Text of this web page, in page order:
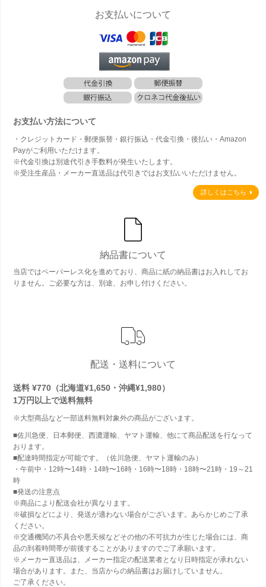
お支払いについて
お支払い方法について
・クレジットカード・郵便振替・銀行振込・代金引換・後払い・Amazon
Payがご利用いただけます。
※代金引換は別途代引き手数料が発生いたします。
※受注生産品・メーカー直送品は代引きではお支払いいただけません。
詳しくはこちら
納品書について
当店ではペーパーレス化を進めており、商品に紙の納品書はお入れしてお
りません。ご必要な方は、別途、お申し付けください。
配送・送料について
送料 ¥770（北海道¥1,650・沖縄¥1,980）
1万円以上で送料無料
※大型商品など一部送料無料対象外の商品がございます。
■佐川急便、日本郵便、西濃運輸、ヤマト運輸、他にて商品配送を行なって
おります。
■配達時間指定が可能です。（佐川急便、ヤマト運輸のみ）
・午前中・12時〜14時・14時〜16時・16時〜18時・18時〜21時・19～21
時
■発送の注意点
※商品により配送会社が異なります。
※破損などにより、発送が適わない場合がございます。あらかじめご了承
ください。
※交通機関の不具合や悪天候などその他の不可抗力が生じた場合には、商
品の到着時間帯が前後することがありますのでご了承願います。
※メーカー直送品は、メーカー指定の配送業者となり日時指定が承れない
場合があります。また、当店からの納品書はお届けしていません。
ご了承ください。